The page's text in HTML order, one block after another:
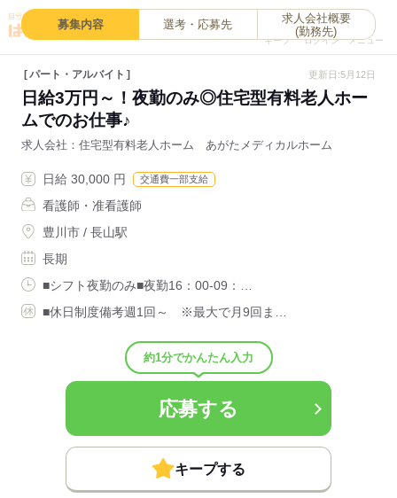
キープ
0
ログイン メニュー
募集内容 選考・応募先
求人会社概要
(勤務先)
パート・アルバイト 更新日:5月12日
日給3万円～！夜勤のみ◎住宅型有料老人ホー
ムでのお仕事♪
求人会社 住宅型有料老人ホーム あがたメディカルホーム
日給 30,000 円 交通費一部支給
看護師・准看護師
豊川市 / 長山駅
長期
■シフト夜勤のみ■夜勤16：00-09：…
■休日制度備考週1回～ ※最大で月9回ま…
約1分でかんたん入力
応募する
キープする